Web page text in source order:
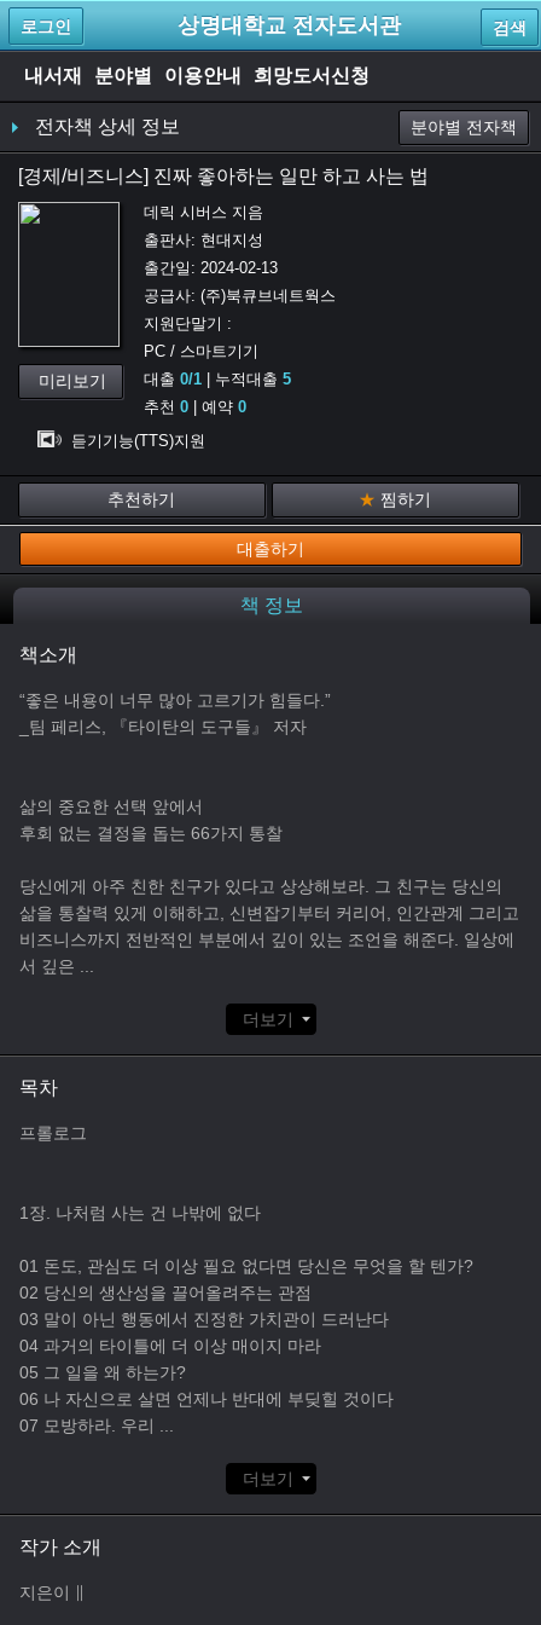
상명대학교 전자도서관
로그인 검색
내서재 분야별 이용안내 희망도서신청
전자책 상세 정보 분야별 전자책
[경제/비즈니스] 진짜 좋아하는 일만 하고 사는 법
미리보기
데릭 시버스 지음
출판사: 현대지성
출간일: 2024-02-13
공급사: (주)북큐브네트웍스
지원단말기 :
PC / 스마트기기
대출 0/1 | 누적대출 5
추천 0 | 예약 0
듣기기능(TTS)지원
추천하기 ★ 찜하기
대출하기
책 정보
책소개
“좋은 내용이 너무 많아 고르기가 힘들다.”
_팀 페리스, 『타이탄의 도구들』 저자
삶의 중요한 선택 앞에서
후회 없는 결정을 돕는 66가지 통찰
당신에게 아주 친한 친구가 있다고 상상해보라. 그 친구는 당신의
삶을 통찰력 있게 이해하고, 신변잡기부터 커리어, 인간관계 그리고
비즈니스까지 전반적인 부분에서 깊이 있는 조언을 해준다. 일상에
서 깊은
더보기
목차
프롤로그
1장. 나처럼 사는 건 나밖에 없다
01 돈도, 관심도 더 이상 필요 없다면 당신은 무엇을 할 텐가?
02 당신의 생산성을 끌어올려주는 관점
03 말이 아닌 행동에서 진정한 가치관이 드러난다
04 과거의 타이틀에 더 이상 매이지 마라
05 그 일을 왜 하는가?
06 나 자신으로 살면 언제나 반대에 부딪힐 것이다
07 모방하라. 우리
더보기
작가 소개
지은이 ∥